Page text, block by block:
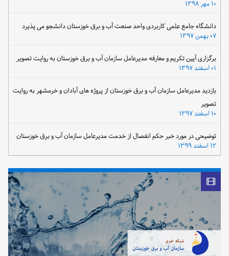
دانشگاه جامع علمی کاربردی واحد صنعت آب و برق خوزستان دانشجو می پذیرد
۰۷ بهمن ۱۳۹۷
برگزاری آیین تکریم و معارفه مدیرعامل سازمان آب و برق خوزستان به روایت تصویر
بازدید مدیرعامل سازمان آب و برق خوزستان از پروژه های آبادان و خرمشهر به روایت
تصویر
توضیحی در مورد خبر حکم انفصال از خدمت مدیرعامل سازمان آب و برق خوزستان
۱۲ اسفند ۱۳۹۹